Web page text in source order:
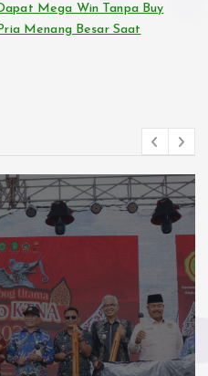
Mega Win Tanpa Buy
Menang Besar Saat